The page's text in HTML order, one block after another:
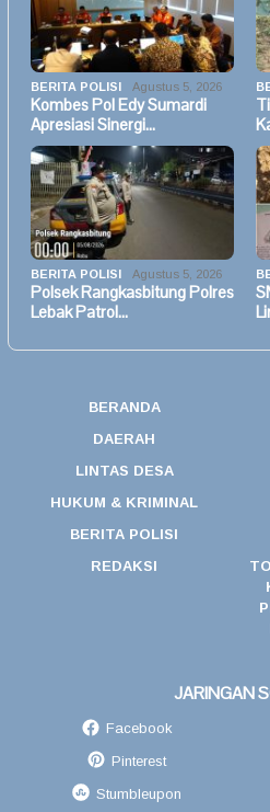
BERITA POLISI Agustus 5, 2026
Kombes Pol Edy Sumardi
Apresiasi Sinergi…
BERITA POLISI Agustus 5, 2026
Polsek Rangkasbitung Polres
Lebak Patrol…
BERANDA
DAERAH
LINTAS DESA
HUKUM & KRIMINAL
BERITA POLISI
REDAKSI
JARINGAN
Facebook
Pinterest
Stumbleupon